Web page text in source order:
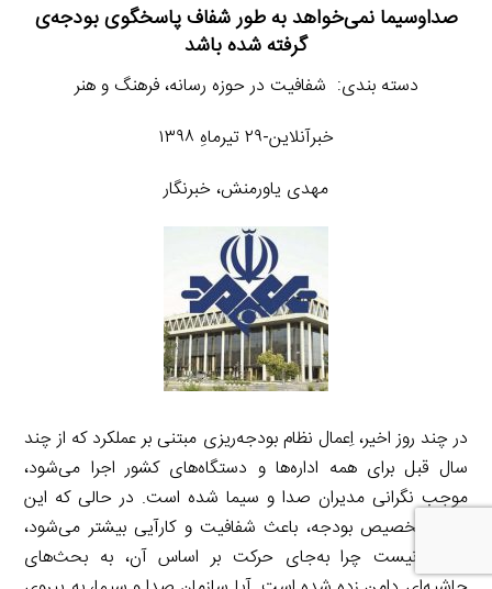
صداوسیما نمی‌خواهد به طور شفاف پاسخگوی بودجه‌ی
گرفته شده باشد
دسته بندی: شفافیت در حوزه رسانه، فرهنگ و هنر
خبرآنلاین-۲۹ تیرماهِ ۱۳۹۸
مهدی یاورمنش، خبرنگار
در چند روز اخیر، اِعمال نظام بودجه‌ریزی مبتنی بر عملکرد که از چند
سال قبل برای همه اداره‌ها و دستگاه‌های کشور اجرا می‌شود،
موجب نگرانی مدیران صدا و سیما شده است. در حالی که این
شیوه تخصیص بودجه، باعث شفافیت و کارآیی بیشتر می‌شود،
معلوم نیست چرا به‌جای حرکت بر اساس آن، به بحث‌های